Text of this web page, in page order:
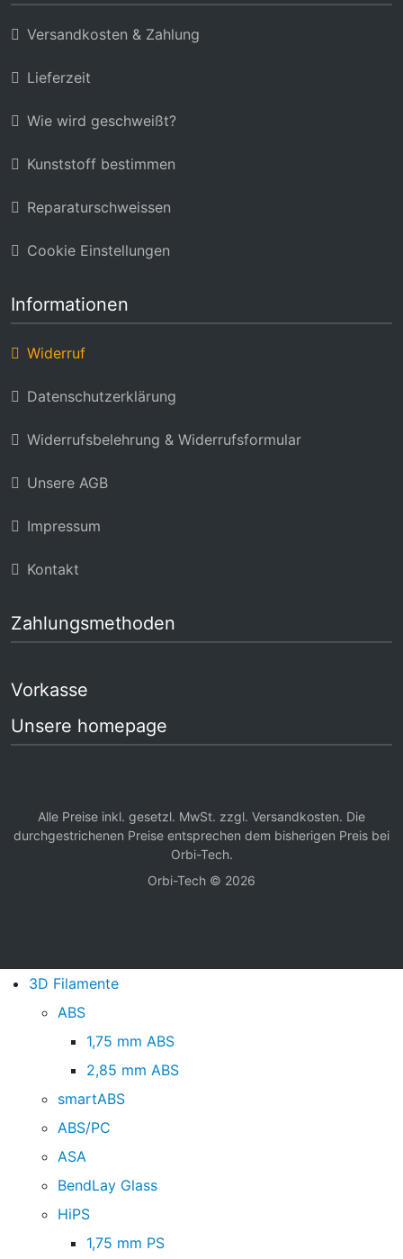
Versandkosten & Zahlung
Lieferzeit
Wie wird geschweißt?
Kunststoff bestimmen
Reparaturschweissen
Cookie Einstellungen
Informationen
Widerruf
Datenschutzerklärung
Widerrufsbelehrung & Widerrufsformular
Unsere AGB
Impressum
Kontakt
Zahlungsmethoden
Vorkasse
Unsere homepage
Alle Preise inkl. gesetzl. MwSt. zzgl. Versandkosten. Die
durchgestrichenen Preise entsprechen dem bisherigen Preis bei
Orbi-Tech.
Orbi-Tech © 2026
3D Filamente
ABS
1,75 mm ABS
2,85 mm ABS
smartABS
ABS/PC
ASA
BendLay Glass
HiPS
1,75 mm PS